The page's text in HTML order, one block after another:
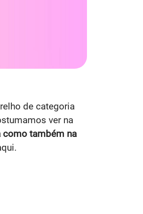
de categoria
ver na
como também na